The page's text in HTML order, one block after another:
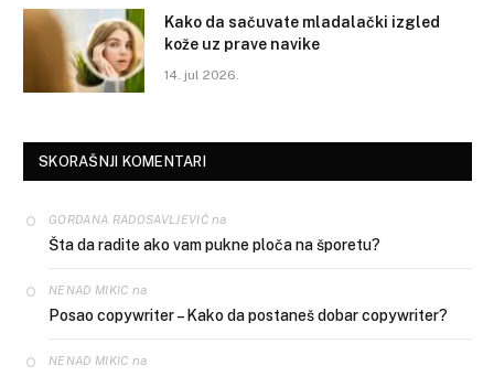
Kako da sačuvate mladalački izgled
kože uz prave navike
14. jul 2026.
SKORAŠNJI KOMENTARI
GORDANA RADOSAVLJEVIĆna
Šta da radite ako vam pukne ploča na šporetu?
NENAD MIKIC na
Posao copywriter – Kako da postaneš dobar copywriter?
NENAD MIKIC na